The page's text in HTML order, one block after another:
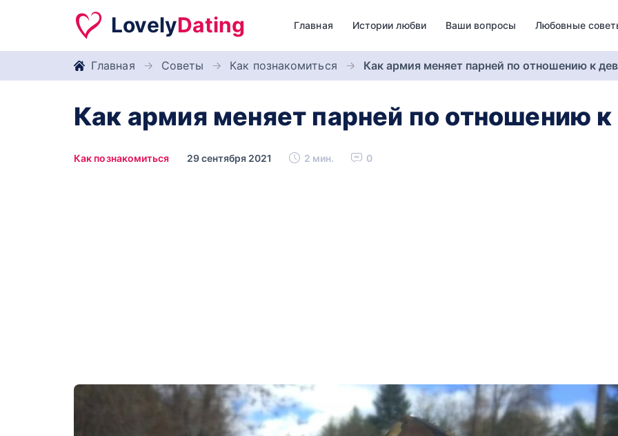
LovelyDating Главная Истории любви Ваши вопросы Любовные
Главная Советы Как познакомиться Как армия меняет парней по отношению к
Как армия меняет парней по отношению
Как познакомиться 29 сентября 2021 2 мин. 0